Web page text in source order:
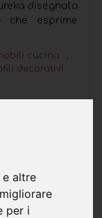
altre
per i
disegnata
che esprime
cucina
,
decorativi